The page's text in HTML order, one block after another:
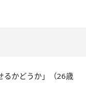
るかどうか」（26歳